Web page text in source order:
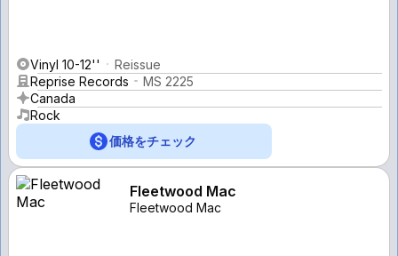
Vinyl 10-12''
Reissue
Reprise Records
MS 2225
Canada
Rock
価格をチェック
Fleetwood Mac
Fleetwood Mac